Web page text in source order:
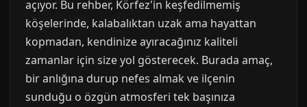
açıyor. Bu rehber, Körfez'in keşfedilmemiş
köşelerinde, kalabalıktan uzak ama hayattan
kopmadan, kendinize ayıracağınız kaliteli
zamanlar için size yol gösterecek. Burada amaç,
bir anlığına durup nefes almak ve ilçenin
sunduğu o özgün atmosferi tek başınıza